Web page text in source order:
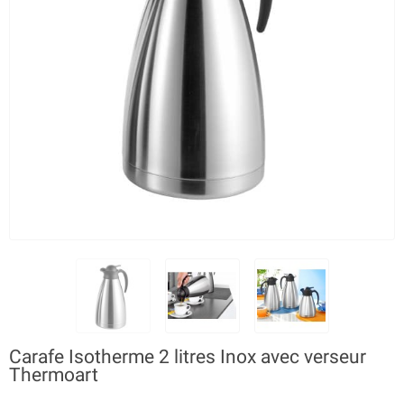
Carafe Isotherme 2 litres Inox avec verseur
Thermoart